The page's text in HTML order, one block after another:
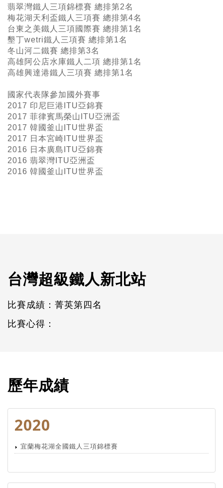
翡翠灣鐵人三項錦標賽 總排第2名
梅花湖天利盃鐵人三項賽 總排第4名
台東之美鐵人三項國際賽 總排第1名
墾丁wetri鐵人三項賽 總排第1名
冬山河二鐵賽 總排第3名
高雄阿公店水庫鐵人二項 總排第1名
高雄興達港鐵人三項賽 總排第1名
國家代表隊參加國外賽事
2017 印尼巨港ITU亞錦賽
2017 菲律賓馬榮山ITU亞洲盃
2017 韓國釜山ITU世界盃
2017 日本宮崎ITU世界盃
2016 日本廣島ITU亞錦賽
2016 翡翠灣ITU亞洲盃
2016 韓國釜山ITU世界盃
台灣超級鐵人新北站
比賽成績：菁英第四名
比賽心得：
歷年成績
2020
宜蘭梅花湖全國鐵人三項錦標賽